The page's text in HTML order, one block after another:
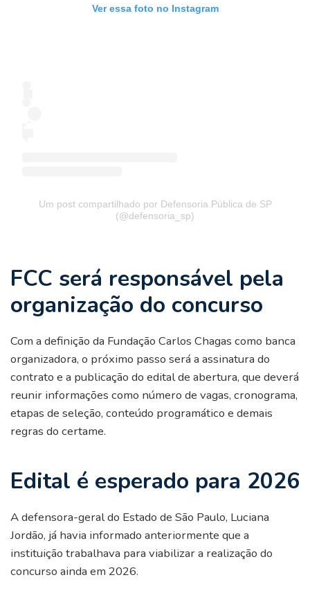
Ver essa foto no Instagram
Um post compartilhado por Defensoria Pública de SP
(@defensoria_sp)
FCC será responsável pela
organização do concurso
Com a definição da Fundação Carlos Chagas como banca
organizadora, o próximo passo será a assinatura do
contrato e a publicação do edital de abertura, que deverá
reunir informações como número de vagas, cronograma,
etapas de seleção, conteúdo programático e demais
regras do certame.
Edital é esperado para 2026
A defensora-geral do Estado de São Paulo, Luciana
Jordão, já havia informado anteriormente que a
instituição trabalhava para viabilizar a realização do
concurso ainda em 2026.